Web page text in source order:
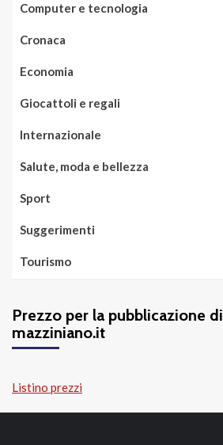
Computer e tecnologia
Cronaca
Economia
Giocattoli e regali
Internazionale
Salute, moda e bellezza
Sport
Suggerimenti
Tourismo
Prezzo per la pubblicazione
mazziniano.it
Listino prezzi